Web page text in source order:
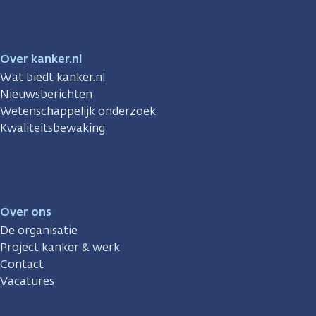
Over kanker.nl
Wat biedt kanker.nl
Nieuwsberichten
Wetenschappelijk onderzoek
Kwaliteitsbewaking
Over ons
De organisatie
Project kanker & werk
Contact
Vacatures